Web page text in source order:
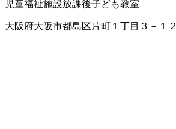
児童福祉施設放課後子ども教室
大阪府大阪市都島区片町１丁目３－１２